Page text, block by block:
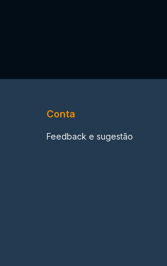
Conta
Feedback e sugestão